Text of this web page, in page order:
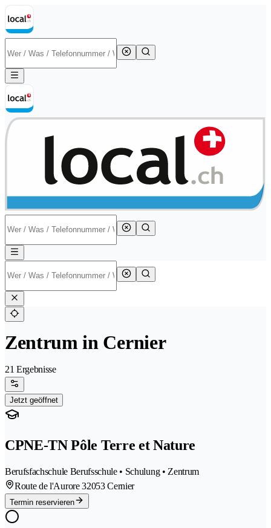
Zentrum in Cernier
21 Ergebnisse
Jetzt geöffnet
CPNE-TN Pôle Terre et Nature
Berufsfachschule Berufsschule • Schulung • Zentrum
Route de l'Aurore 32053 Cernier
Termin reservieren